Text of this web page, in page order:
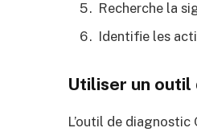
Recherche la
Identifie les
Utiliser un outil
L’outil de